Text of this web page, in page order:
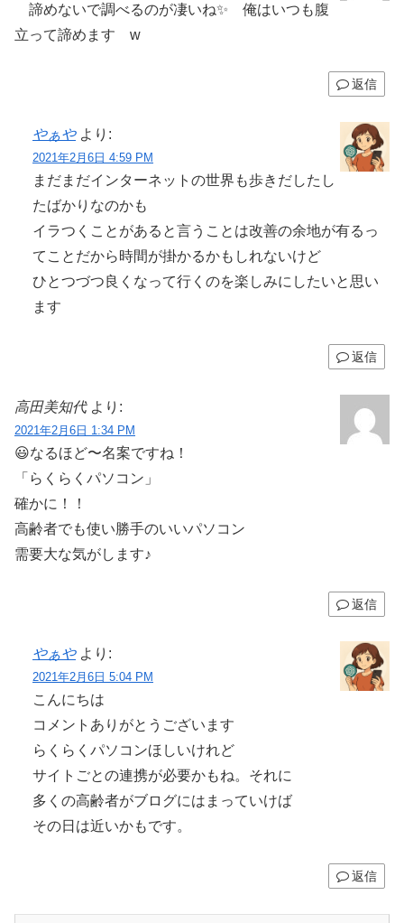
諦めないで調べるのが凄いね✨ 俺はいつも腹
立って諦めます w
返信
やぁや より:
2021年2月6日 4:59 PM
まだまだインターネットの世界も歩きだしたし
たばかりなのかも
イラつくことがあると言うことは改善の余地が有るっ
てことだから時間が掛かるかもしれないけど
ひとつづつ良くなって行くのを楽しみにしたいと思い
ます
返信
高田美知代 より:
2021年2月6日 1:34 PM
😃なるほど〜名案ですね！
「らくらくパソコン」
確かに！！
高齢者でも使い勝手のいいパソコン
需要大な気がします♪
返信
やぁや より:
2021年2月6日 5:04 PM
こんにちは
コメントありがとうございます
らくらくパソコンほしいけれど
サイトごとの連携が必要かもね。それに
多くの高齢者がブログにはまっていけば
その日は近いかもです。
返信